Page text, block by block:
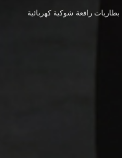
بطاريات رافعة شوكية كهربائية